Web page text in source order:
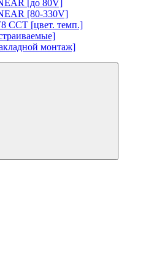
[до 80V]
[80-330V]
CCT [цвет. темп.]
монтаж]